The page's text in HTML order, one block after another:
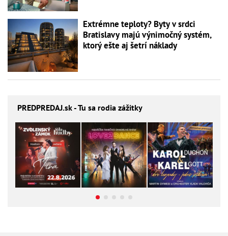
Extrémne teploty? Byty v srdci
Bratislavy majú výnimočný systém,
ktorý ešte aj šetrí náklady
PREDPREDAJ.sk - Tu sa rodia zážitky